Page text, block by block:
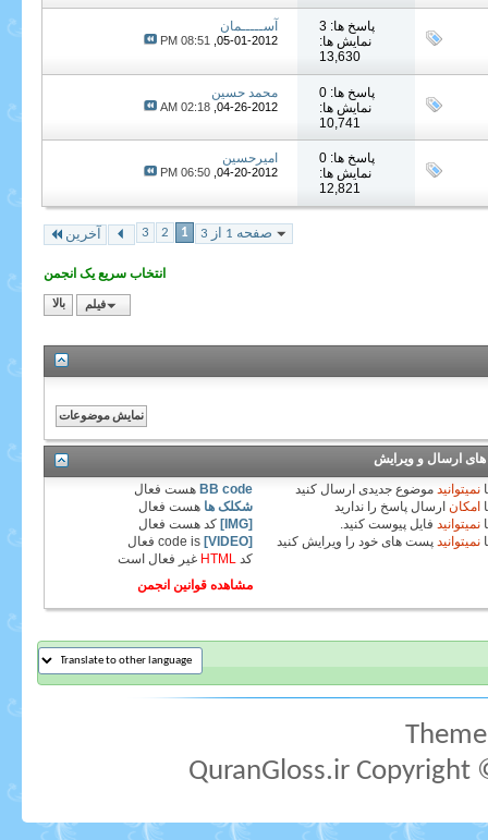
پاسخ ها: 3
نمایش ها:
13,630
آســـــمان
05-01-2012,
08:51 PM
پاسخ ها: 0
نمایش ها:
10,741
محمد حسین
04-26-2012,
02:18 AM
پاسخ ها: 0
نمایش ها:
12,821
امیرحسین
04-20-2012,
06:50 PM
صفحه 1 از 3 1
2
3 آخرین
انتخاب سریع یک انجمن
فیلم بالا
ارسال و ویرایش
نمیتوانید موضوع جدیدی ارسال کنید
امکان ارسال پاسخ را ندارید
نمیتوانید فایل پیوست کنید.
نمیتوانید پست های خود را ویرایش کنید
BB code هست فعال
شکلک ها هست فعال
[IMG]
کد هست فعال
[VIDEO]
code is
فعال
کد
HTML غیر فعال است
مشاهده قوانین انجمن
QuranGloss.ir Copyright